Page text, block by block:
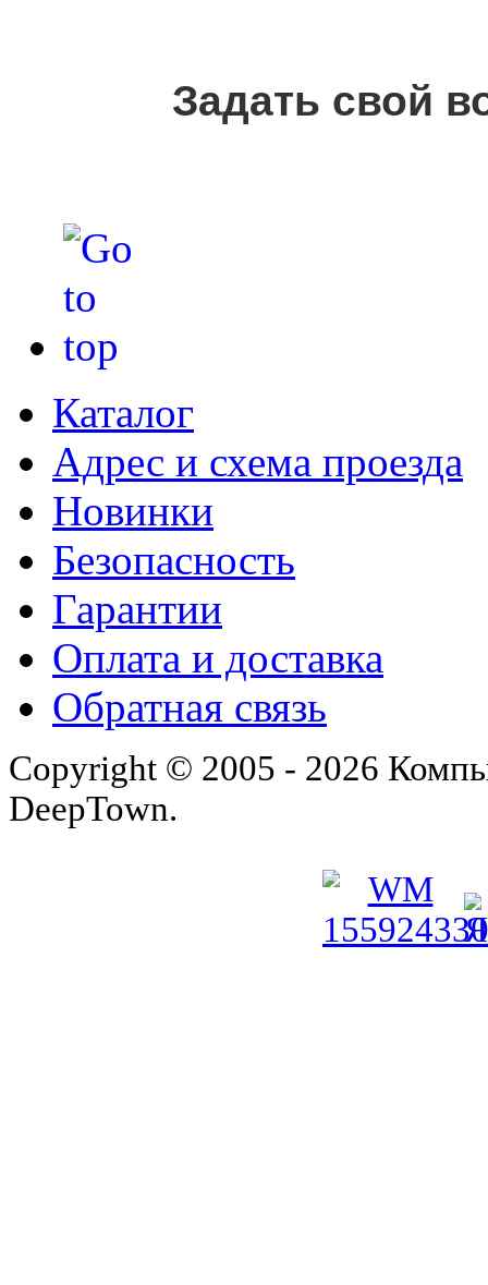
Задать свой
Каталог
Адрес и схема проезда
Новинки
Безопасность
Гарантии
Оплата и доставка
Обратная связь
Copyright © 2005 - 2026
DeepTown.